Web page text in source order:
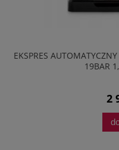
EKSPRES
19BAR
2